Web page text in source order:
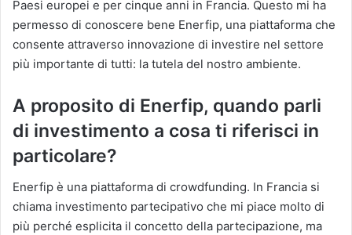
Paesi europei e per cinque anni in Francia. Questo mi ha
permesso di conoscere bene Enerfip, una piattaforma che
consente attraverso innovazione di investire nel settore
più importante di tutti: la tutela del nostro ambiente.
A proposito di Enerfip, quando parli
di investimento a cosa ti riferisci in
particolare?
Enerfip è una piattaforma di crowdfunding. In Francia si
chiama investimento partecipativo che mi piace molto di
più perché esplicita il concetto della partecipazione, ma